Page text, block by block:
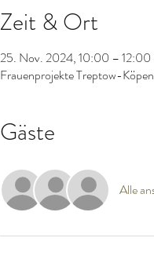
Zeit & Ort
25. Nov. 2024, 10:00 – 12:00
Frauenprojekte Treptow-
Gäste
Alle